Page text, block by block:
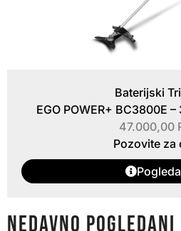
Baterijski
EGO POWER+ BC3800E
47.000,00
Pozovite za
NEDAVNO